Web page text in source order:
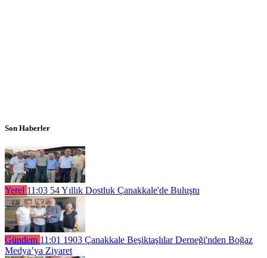
Son Haberler
Yerel 11:03 54 Yıllık Dostluk Çanakkale'de Buluştu
Gündem 11:01 1903 Çanakkale Beşiktaşlılar Derneği'nden Boğaz
Medya’ya Ziyaret